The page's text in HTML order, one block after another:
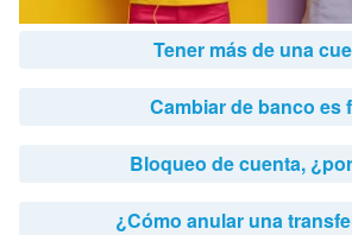
Tener más de una
Cambiar de banco es
Bloqueo de cuenta,
¿Cómo anular una